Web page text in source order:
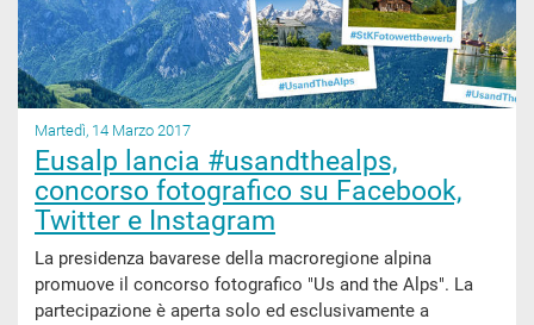
Martedì, 14 Marzo 2017
Eusalp lancia #usandthealps,
concorso fotografico su Facebook,
Twitter e Instagram
La presidenza bavarese della macroregione alpina
promuove il concorso fotografico "Us and the Alps". La
partecipazione è aperta solo ed esclusivamente a